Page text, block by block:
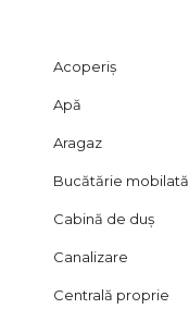
Acoperiș
Apă
Aragaz
Bucătărie mobilată
Cabină de duș
Canalizare
Centrală proprie